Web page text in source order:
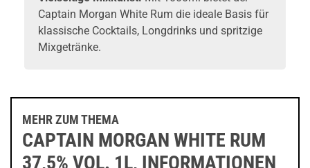
Captain Morgan White Rum die ideale Basis für
klassische Cocktails, Longdrinks und spritzige
Mixgetränke.
MEHR ZUM THEMA
CAPTAIN MORGAN WHITE RUM
37,5% VOL. 1L, INFORMATIONEN